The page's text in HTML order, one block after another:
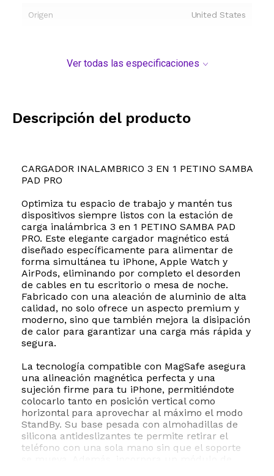
Origen United States
Ver todas las especificaciones
Descripción del producto
CARGADOR INALAMBRICO 3 EN 1 PETINO SAMBA
PAD PRO
Optimiza tu espacio de trabajo y mantén tus
dispositivos siempre listos con la estación de
carga inalámbrica 3 en 1 PETINO SAMBA PAD
PRO. Este elegante cargador magnético está
diseñado específicamente para alimentar de
forma simultánea tu iPhone, Apple Watch y
AirPods, eliminando por completo el desorden
de cables en tu escritorio o mesa de noche.
Fabricado con una aleación de aluminio de alta
calidad, no solo ofrece un aspecto premium y
moderno, sino que también mejora la disipación
de calor para garantizar una carga más rápida y
segura.
La tecnología compatible con MagSafe asegura
una alineación magnética perfecta y una
sujeción firme para tu iPhone, permitiéndote
colocarlo tanto en posición vertical como
horizontal para aprovechar al máximo el modo
StandBy. Su base pesada con almohadillas de
silicona antideslizantes te permite retirar el
teléfono con una sola mano sin que el soporte